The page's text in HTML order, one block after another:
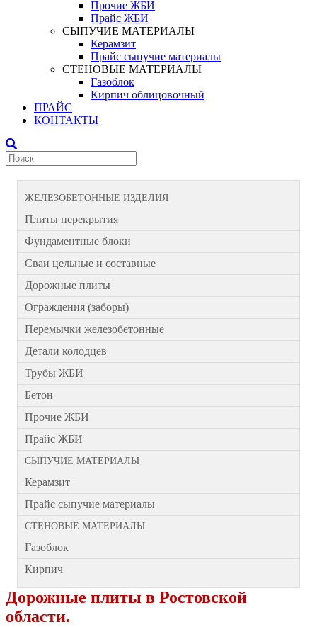
Прочие ЖБИ
Прайс ЖБИ
СЫПУЧИЕ МАТЕРИАЛЫ
Керамзит
Прайс сыпучие материалы
СТЕНОВЫЕ МАТЕРИАЛЫ
Газоблок
Кирпич облицовочный
ПРАЙС
КОНТАКТЫ
ЖЕЛЕЗОБЕТОННЫЕ ИЗДЕЛИЯ
Плиты перекрытия
Фундаментные блоки
Сваи цельные и составные
Дорожные плиты
Ограждения (заборы)
Перемычки железобетонные
Детали колодцев
Трубы ЖБИ
Бетон
Прочие ЖБИ
Прайс ЖБИ
СЫПУЧИЕ МАТЕРИАЛЫ
Керамзит
Прайс сыпучие материалы
СТЕНОВЫЕ МАТЕРИАЛЫ
Газоблок
Кирпич
Дорожные плиты в Ростовской
области.